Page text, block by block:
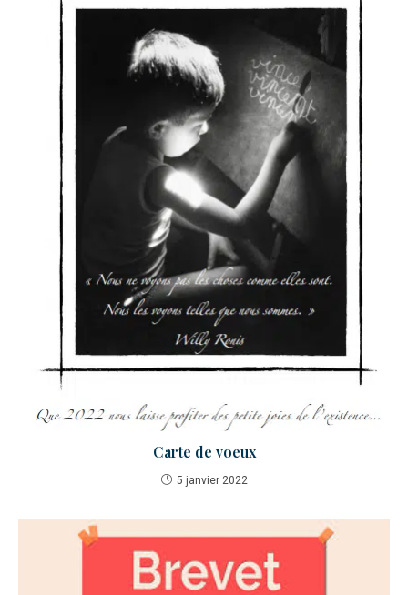
Carte de voeux
5 janvier 2022